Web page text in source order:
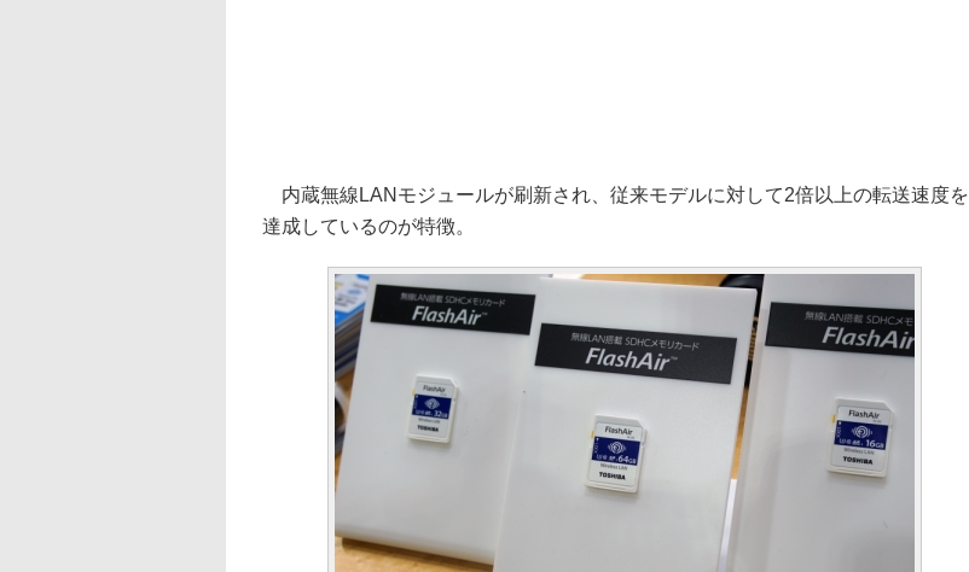
内蔵無線LANモジュールが刷新され、従来モデルに対して2倍以上の転送速度を
達成しているのが特徴。